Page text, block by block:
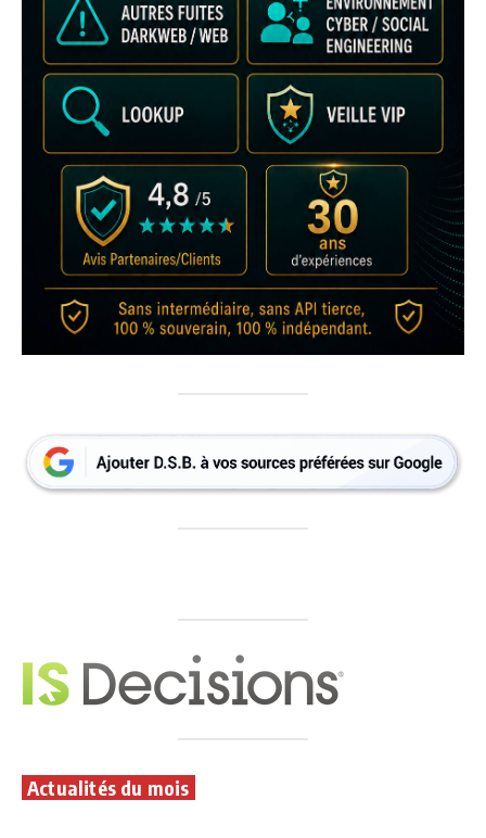
Actualités du mois